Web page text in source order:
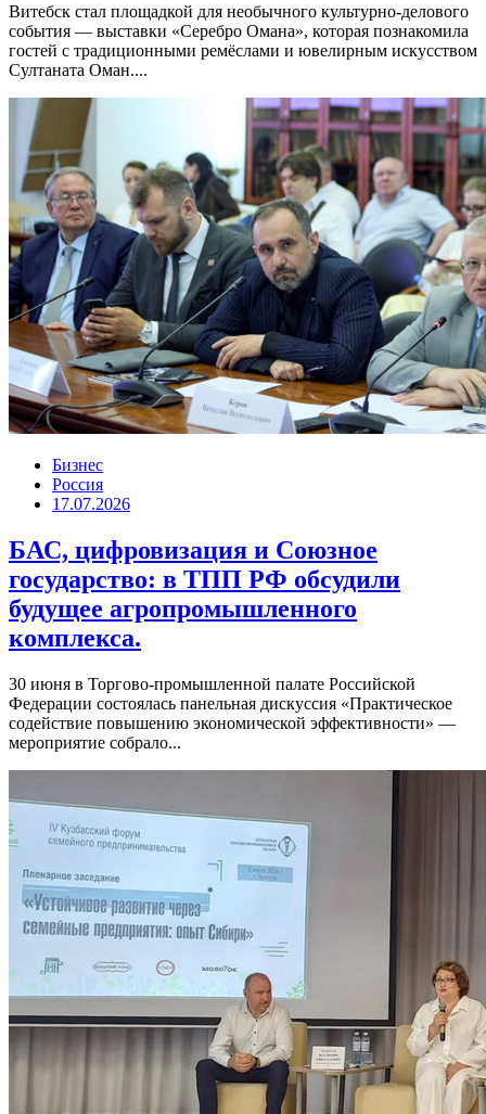
Витебск стал площадкой для необычного культурно-делового
события — выставки «Серебро Омана», которая познакомила
гостей с традиционными ремёслами и ювелирным искусством
Султаната Оман....
Бизнес
Россия
17.07.2026
БАС, цифровизация и Союзное
государство: в ТПП РФ обсудили
будущее агропромышленного
комплекса.
30 июня в Торгово-промышленной палате Российской
Федерации состоялась панельная дискуссия «Практическое
содействие повышению экономической эффективности» —
мероприятие собрало...